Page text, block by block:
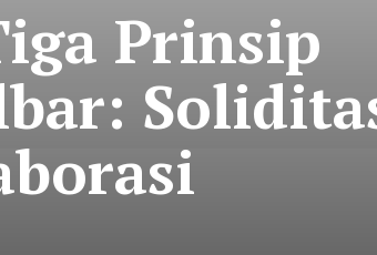
Prinsip